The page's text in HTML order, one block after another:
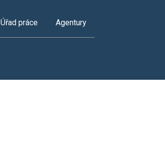
Úřad práce Agentury